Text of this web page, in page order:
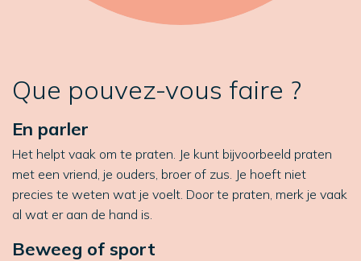
Que pouvez-vous faire ?
En parler
Het helpt vaak om te praten. Je kunt bijvoorbeeld praten
met een vriend, je ouders, broer of zus. Je hoeft niet
precies te weten wat je voelt. Door te praten, merk je vaak
al wat er aan de hand is.
Beweeg of sport